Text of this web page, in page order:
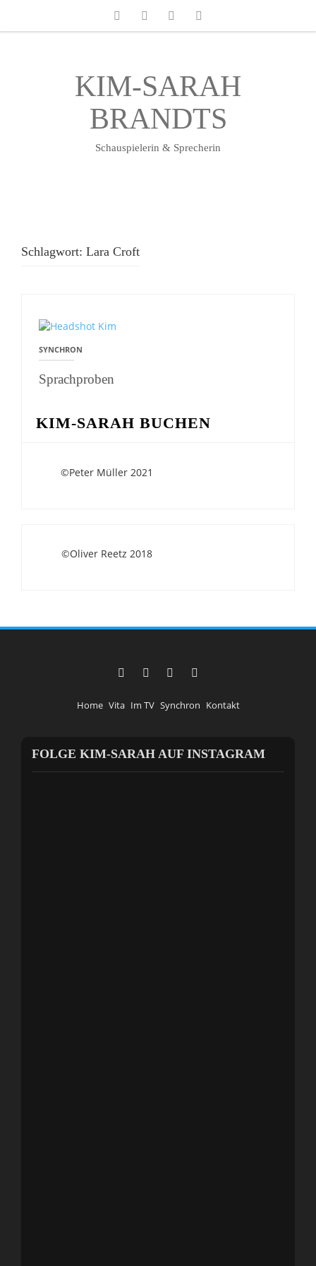
KIM-SARAH
BRANDTS
Schauspielerin & Sprecherin
Schlagwort: Lara Croft
SYNCHRON
Sprachproben
KIM-SARAH BUCHEN
©Peter Müller 2021
©Oliver Reetz 2018
Home Vita Im TV Synchron Kontakt
FOLGE KIM-SARAH AUF INSTAGRAM